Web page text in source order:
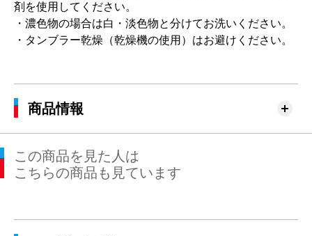
剤を使用してください。
・濃色物の場合は白・淡色物と分けてお洗いください。
・タンブラー乾燥（乾燥機の使用）はお避けください。
商品情報
この商品を見た人は
こちらの商品も見ています